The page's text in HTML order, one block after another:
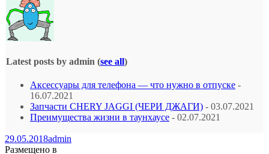
Latest posts by admin (see all)
Аксессуары для телефона — что нужно в отпуске -
16.07.2021
Запчасти CHERY JAGGI (ЧЕРИ ДЖАГИ) - 03.07.2021
Преимущества жизни в таунхаусе - 02.07.2021
29.05.2018admin
Размещено в